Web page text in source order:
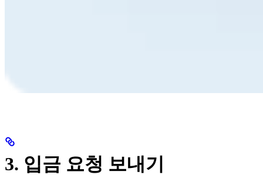
3. 입금 요청 보내기